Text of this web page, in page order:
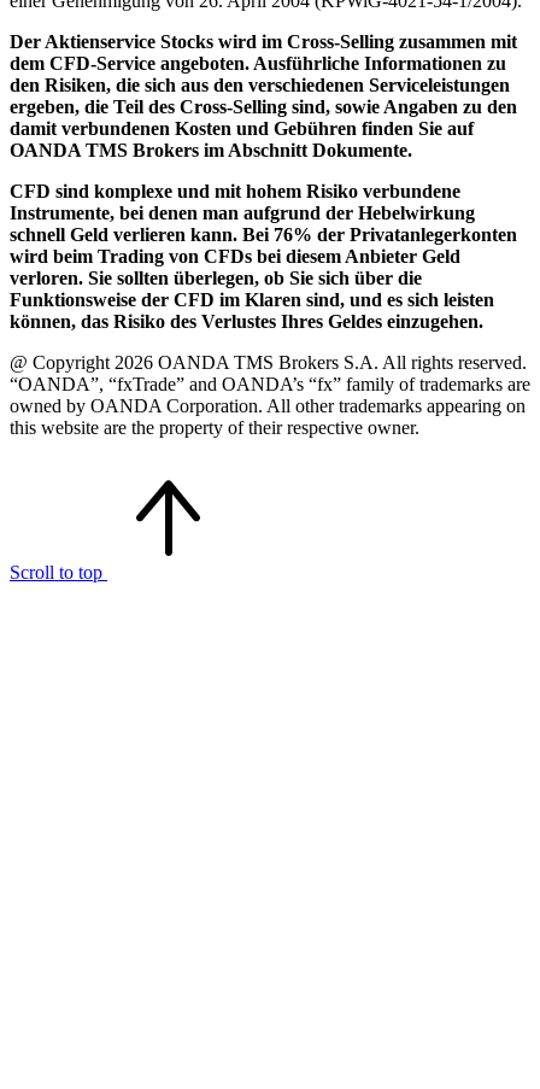
Der Aktienservice Stocks wird im Cross-Selling zusammen mit
dem CFD-Service angeboten. Ausführliche Informationen zu
den Risiken, die sich aus den verschiedenen Serviceleistungen
ergeben, die Teil des Cross-Selling sind, sowie Angaben zu den
damit verbundenen Kosten und Gebühren finden Sie auf
OANDA TMS Brokers im Abschnitt Dokumente.
CFD sind komplexe und mit hohem Risiko verbundene
Instrumente, bei denen man aufgrund der Hebelwirkung
schnell Geld verlieren kann. Bei 76% der Privatanlegerkonten
wird beim Trading von CFDs bei diesem Anbieter Geld
verloren. Sie sollten überlegen, ob Sie sich über die
Funktionsweise der CFD im Klaren sind, und es sich leisten
können, das Risiko des Verlustes Ihres Geldes einzugehen.
@ Copyright 2026 OANDA TMS Brokers S.A. All rights reserved.
“OANDA”, “fxTrade” and OANDA’s “fx” family of trademarks are
owned by OANDA Corporation. All other trademarks appearing on
this website are the property of their respective owner.
Scroll to top